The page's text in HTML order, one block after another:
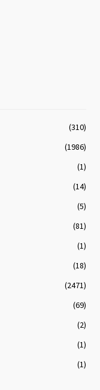
(310)
(1986)
(1)
(14)
(5)
(81)
(1)
(18)
(2471)
(69)
(2)
(1)
(1)